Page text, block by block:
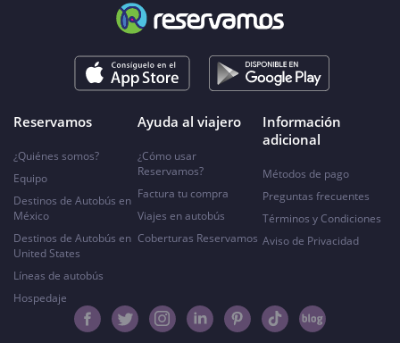
Reservamos
¿Quiénes somos?
Equipo
Destinos de Autobús en
México
Destinos de Autobús en
United States
Líneas de autobús
Hospedaje
Ayuda al viajero
¿Cómo usar
Reservamos?
Factura tu compra
Viajes en autobús
Coberturas Reservamos
Información
adicional
Métodos de pago
Preguntas frecuentes
Términos y Condiciones
Aviso de Privacidad